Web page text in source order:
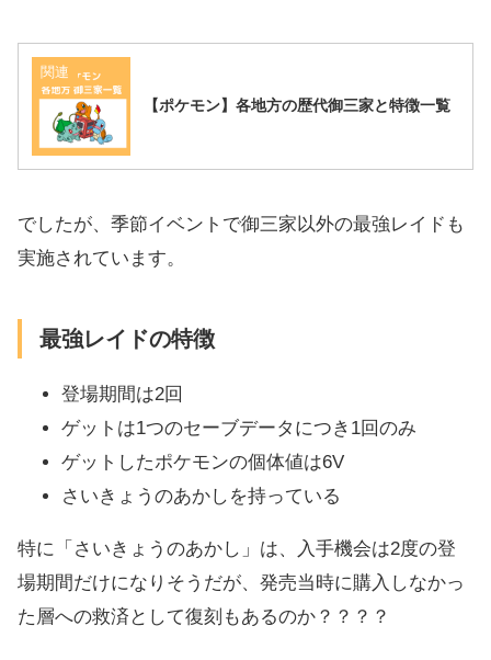
関連
【ポケモン】各地方の歴代御三家と特徴一覧
でしたが、季節イベントで御三家以外の最強レイドも
実施されています。
最強レイドの特徴
登場期間は2回
ゲットは1つのセーブデータにつき1回のみ
ゲットしたポケモンの個体値は6V
さいきょうのあかしを持っている
特に「さいきょうのあかし」は、入手機会は2度の登
場期間だけになりそうだが、発売当時に購入しなかっ
た層への救済として復刻もあるのか？？？？